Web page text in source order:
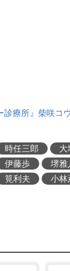
診療所』柴咲
時任三郎 大
伊藤歩 堺雅
筧利夫 小林